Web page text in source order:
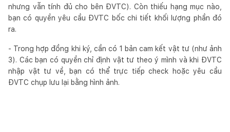
nhưng vẫn tính đủ cho bên ĐVTC). Còn thiếu hạng mục nào,
bạn có quyền yêu cầu ĐVTC bốc chi tiết khối lượng phần đó
ra.
- Trong hợp đồng khi ký, cần có 1 bản cam kết vật tư (như ảnh
3). Các bạn có quyền chỉ định vật tư theo ý mình và khi ĐVTC
nhập vật tư về, bạn có thể trực tiếp check hoặc yêu cầu
ĐVTC chụp lưu lại bằng hình ảnh.